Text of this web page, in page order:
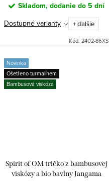
Skladom, dodanie do 5 dní
Dostupné varianty + ďalšie
Kód: 2402-86XS
Novinka
Ošetřeno turmalínem
Bambusová viskóza
Spirit of OM tričko z bambusovej
viskózy a bio bavlny Jangama